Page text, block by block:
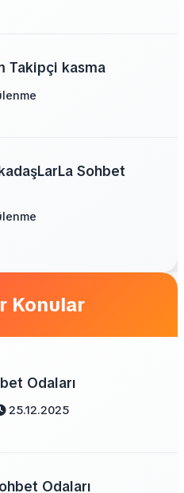
Takipçi kasma
Sohbet
Konular
Odaları
25.12.2025
Odaları